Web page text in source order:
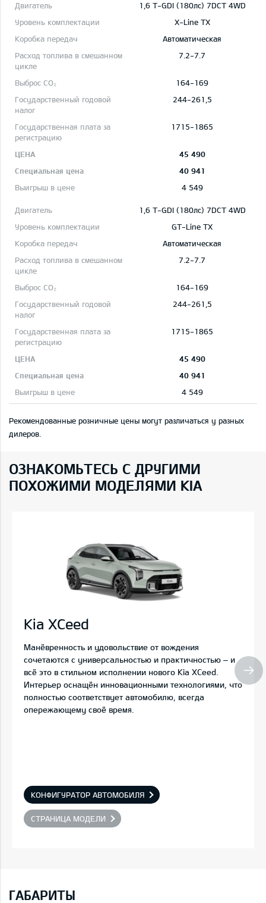
1,6 T-GDI (180лс) 7DCT 4WD
X-Line TX
Автоматическая
7.2-7.7
164-169
244-261,5
1715-1865
45 490
40 941
4 549
1,6 T-GDI (180лс) 7DCT 4WD
GT-Line TX
Автоматическая
7.2-7.7
164-169
244-261,5
1715-1865
45 490
40 941
4 549
Рекомендованные розничные цены могут различаться у разных
дилеров.
ОЗНАКОМЬТЕСЬ С ДРУГИМИ
ПОХОЖИМИ МОДЕЛЯМИ KIA
Kia XCeed
Манёвренность и удовольствие от вождения
сочетаются с универсальностью и практичностью – и
всё это в стильном исполнении нового Kia XCeed.
Интерьер оснащён инновационными технологиями, что
полностью соответствует автомобилю, всегда
опережающему своё время.
КОНФИГУРАТОР АВТОМОБИЛЯ
СТРАНИЦА МОДЕЛИ
ГАБАРИТЫ